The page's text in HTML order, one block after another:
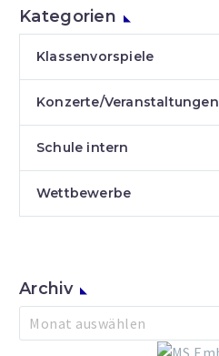
Kategorien
Klassenvorspiele
Konzerte/Veranstaltungen
Schule intern
Wettbewerbe
Archiv
Archiv
Monat auswählen